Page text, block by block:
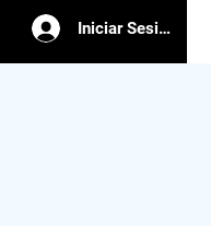
Iniciar Sesión